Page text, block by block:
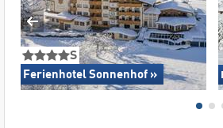
S
Ferienhotel Sonnenhof »